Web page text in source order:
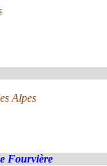
Alpes
Fourvière